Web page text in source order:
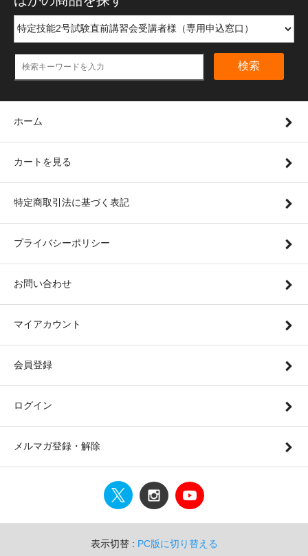
検索
ホーム
カートを見る
特定商取引法に基づく表記
プライバシーポリシー
お問い合わせ
マイアカウント
会員登録
ログイン
メルマガ登録・解除
表示切替 : PC版に切り替える